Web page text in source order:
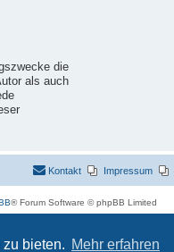
bieten. Mehr erfahren
die
als auch
Impressum
Kontakt
® Forum Software © phpBB Limited